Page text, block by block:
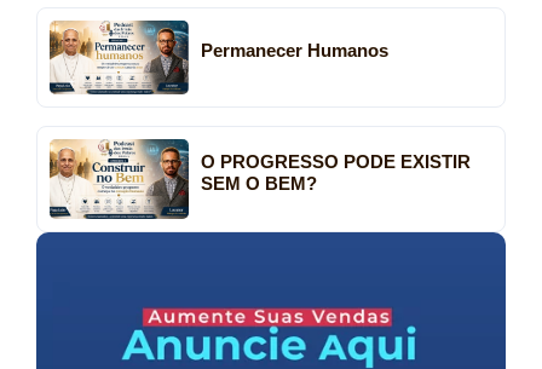
Permanecer Humanos
O PROGRESSO PODE EXISTIR
SEM O BEM?